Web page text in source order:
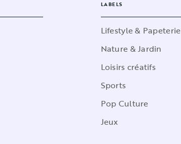
LABELS
Lifestyle & Papeterie
Nature & Jardin
Loisirs créatifs
Sports
Pop Culture
Jeux